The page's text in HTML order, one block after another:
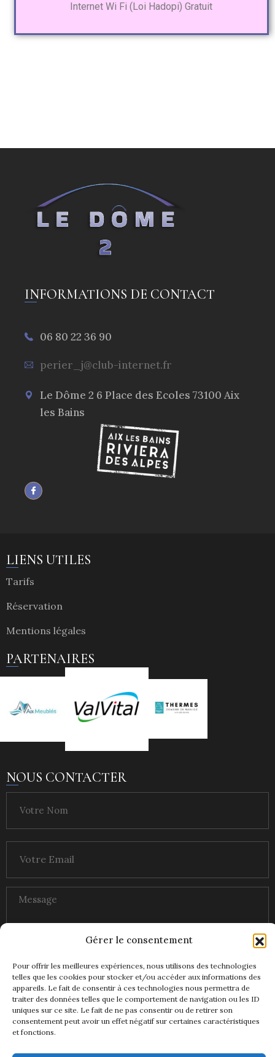
Gérer le consentement
Pour offrir les meilleures expériences, nous utilisons des technologies
telles que les cookies pour stocker et/ou accéder aux informations des
appareils. Le fait de consentir à ces technologies nous permettra de
traiter des données telles que le comportement de navigation ou les ID
uniques sur ce site. Le fait de ne pas consentir ou de retirer son
consentement peut avoir un effet négatif sur certaines caractéristiques
et fonctions.
Internet Wi Fi (Loi Hadopi) Gratuit
INFORMATIONS DE CONTACT
06 80 22 36 90
perier_j@club-internet.fr
Le Dôme 2 6 Place des Ecoles 73100 Aix
les Bains
LIENS UTILES
Tarifs
Réservation
Mentions légales
PARTENAIRES
NOUS CONTACTER